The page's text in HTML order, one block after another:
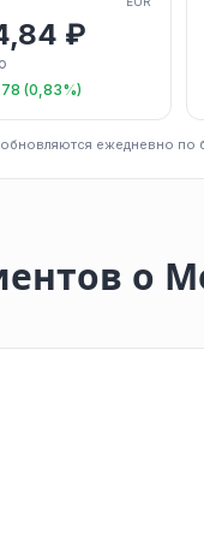
₽
(0,83%)
ежедневно по
о